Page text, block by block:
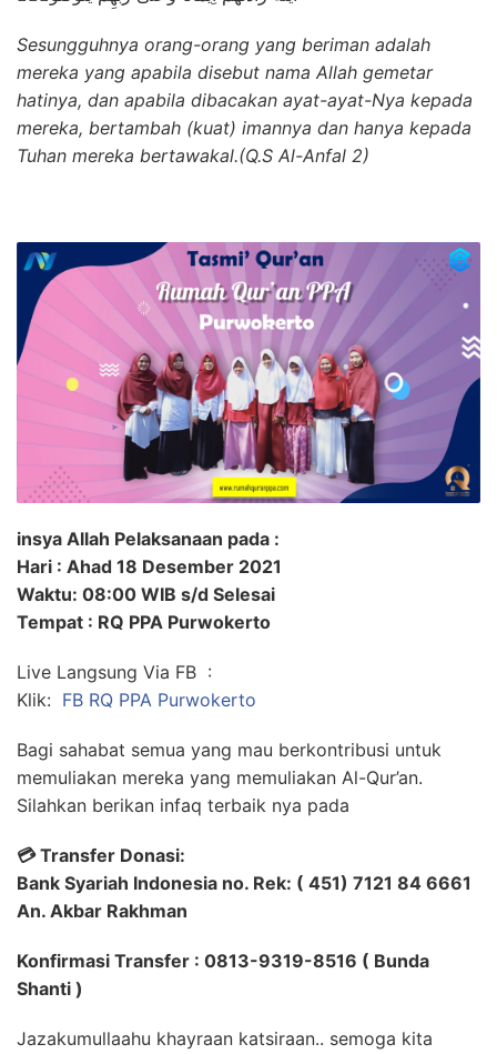
Sesungguhnya orang-orang yang beriman adalah
mereka yang apabila disebut nama Allah gemetar
hatinya, dan apabila dibacakan ayat-ayat-Nya kepada
mereka, bertambah (kuat) imannya dan hanya kepada
Tuhan mereka bertawakal.(Q.S Al-Anfal 2)
insya Allah Pelaksanaan pada :
Hari : Ahad 18 Desember 2021
Waktu: 08:00 WIB s/d Selesai
Tempat : RQ PPA Purwokerto
Live Langsung Via FB :
Klik: FB RQ PPA Purwokerto
Bagi sahabat semua yang mau berkontribusi untuk
memuliakan mereka yang memuliakan Al-Qur’an.
Silahkan berikan infaq terbaik nya pada
💳 Transfer Donasi:
Bank Syariah Indonesia no. Rek: ( 451) 7121 84 6661
An. Akbar Rakhman
Konfirmasi Transfer : 0813-9319-8516 ( Bunda
Shanti )
Jazakumullaahu khayraan katsiraan.. semoga kita